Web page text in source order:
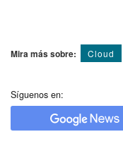
Mira más sobre: Cloud
Síguenos en: